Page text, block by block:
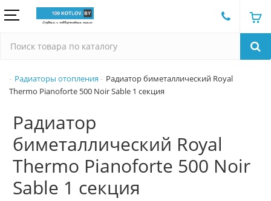
Радиаторы отопления
Радиатор биметаллический Royal
Thermo Pianoforte 500 Noir Sable 1 секция
Радиатор
биметаллический Royal
Thermo Pianoforte 500 Noir
Sable 1 секция